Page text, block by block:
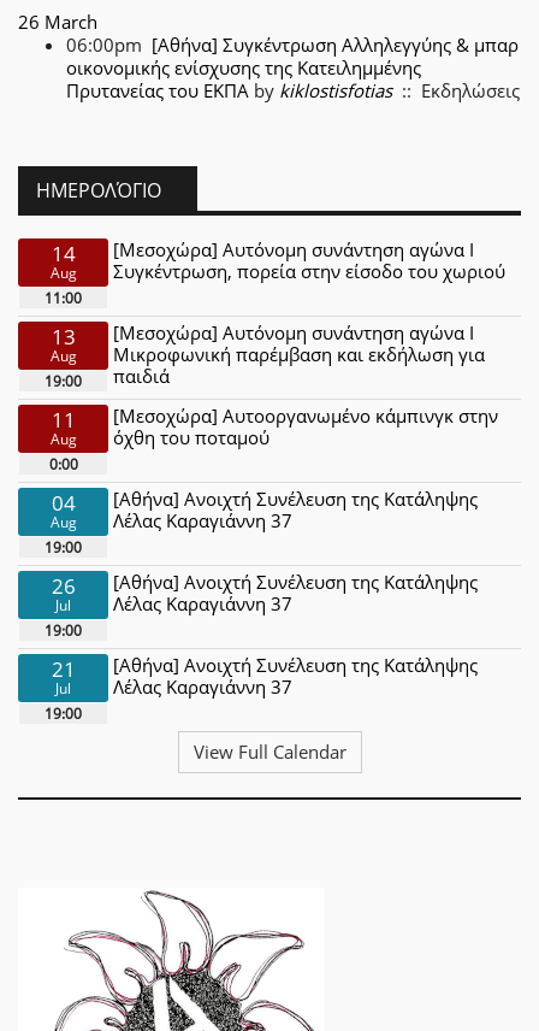
26 March
06:00pm [Αθήνα] Συγκέντρωση Αλληλεγγύης & μπαρ
οικονομικής ενίσχυσης της Κατειλημμένης
Πρυτανείας του ΕΚΠΑ by kiklostisfotias:: Εκδηλώσεις
ΗΜΕΡΟΛΌΓΙΟ
14
Aug
11:00
[Μεσοχώρα] Αυτόνομη συνάντηση αγώνα Ι
Συγκέντρωση, πορεία στην είσοδο του χωριού
13
Aug
19:00
[Μεσοχώρα] Αυτόνομη συνάντηση αγώνα Ι
Μικροφωνική παρέμβαση και εκδήλωση για
παιδιά
11
Aug
0:00
[Μεσοχώρα] Αυτοοργανωμένο κάμπινγκ στην
όχθη του ποταμού
04
Aug
19:00
[Αθήνα] Ανοιχτή Συνέλευση της Κατάληψης
Λέλας Καραγιάννη 37
26
Jul
19:00
[Αθήνα] Ανοιχτή Συνέλευση της Κατάληψης
Λέλας Καραγιάννη 37
21
Jul
19:00
[Αθήνα] Ανοιχτή Συνέλευση της Κατάληψης
Λέλας Καραγιάννη 37
View Full Calendar